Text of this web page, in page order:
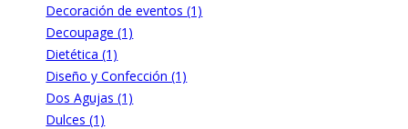
Decoración de eventos (1)
Decoupage (1)
Dietética (1)
Diseño y Confección (1)
Dos Agujas (1)
Dulces (1)